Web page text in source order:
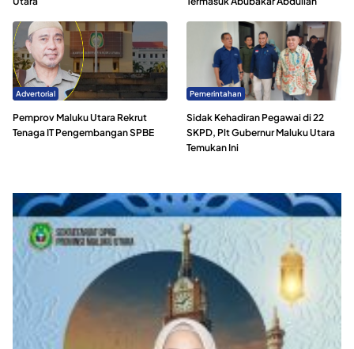
Advertorial
Pemprov Maluku Utara Rekrut
Tenaga IT Pengembangan SPBE
Pemerintahan
Sidak Kehadiran Pegawai di 22
SKPD, Plt Gubernur Maluku Utara
Temukan Ini